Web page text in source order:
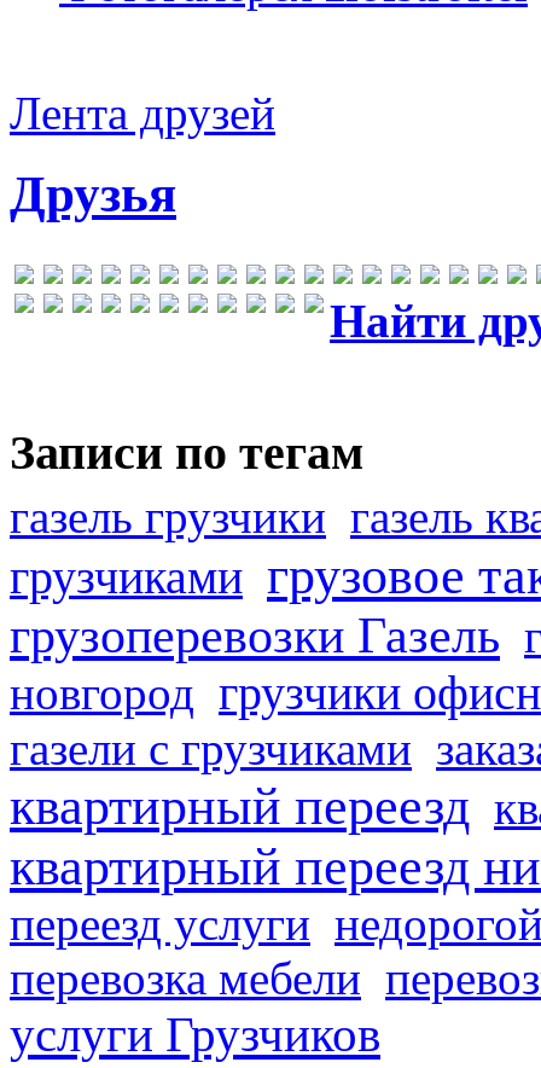
Лента друзей
Друзья
Найти
Записи по тегам
газель грузчики газель
грузчиками грузовое
грузоперевозки Газель
новгород грузчики
газели с грузчиками
квартирный переезд
квартирный переезд
переезд услуги
перевозка мебели
услуги Грузчиков